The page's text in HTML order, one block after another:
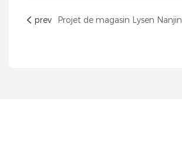
prev Projet de magasin Lysen Nanjin